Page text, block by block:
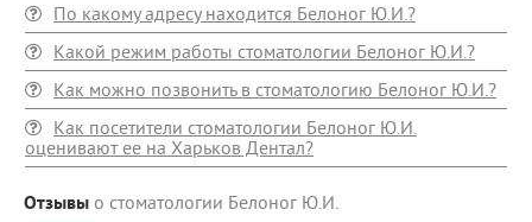
По какому адресу находится Белоног Ю.И.?
Какой режим работы стоматологии Белоног Ю.И.?
Как можно позвонить в стоматологию Белоног Ю.И.?
Как посетители стоматологии Белоног Ю.И.
оценивают ее на Харьков Дентал?
Отзывы о стоматологии Белоног Ю.И.